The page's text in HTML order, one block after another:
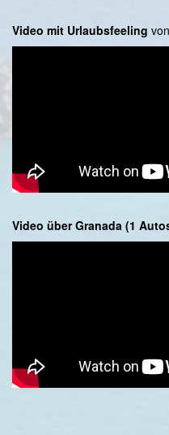
Video mit Urlaubsfeeling von
Video über Granada (1